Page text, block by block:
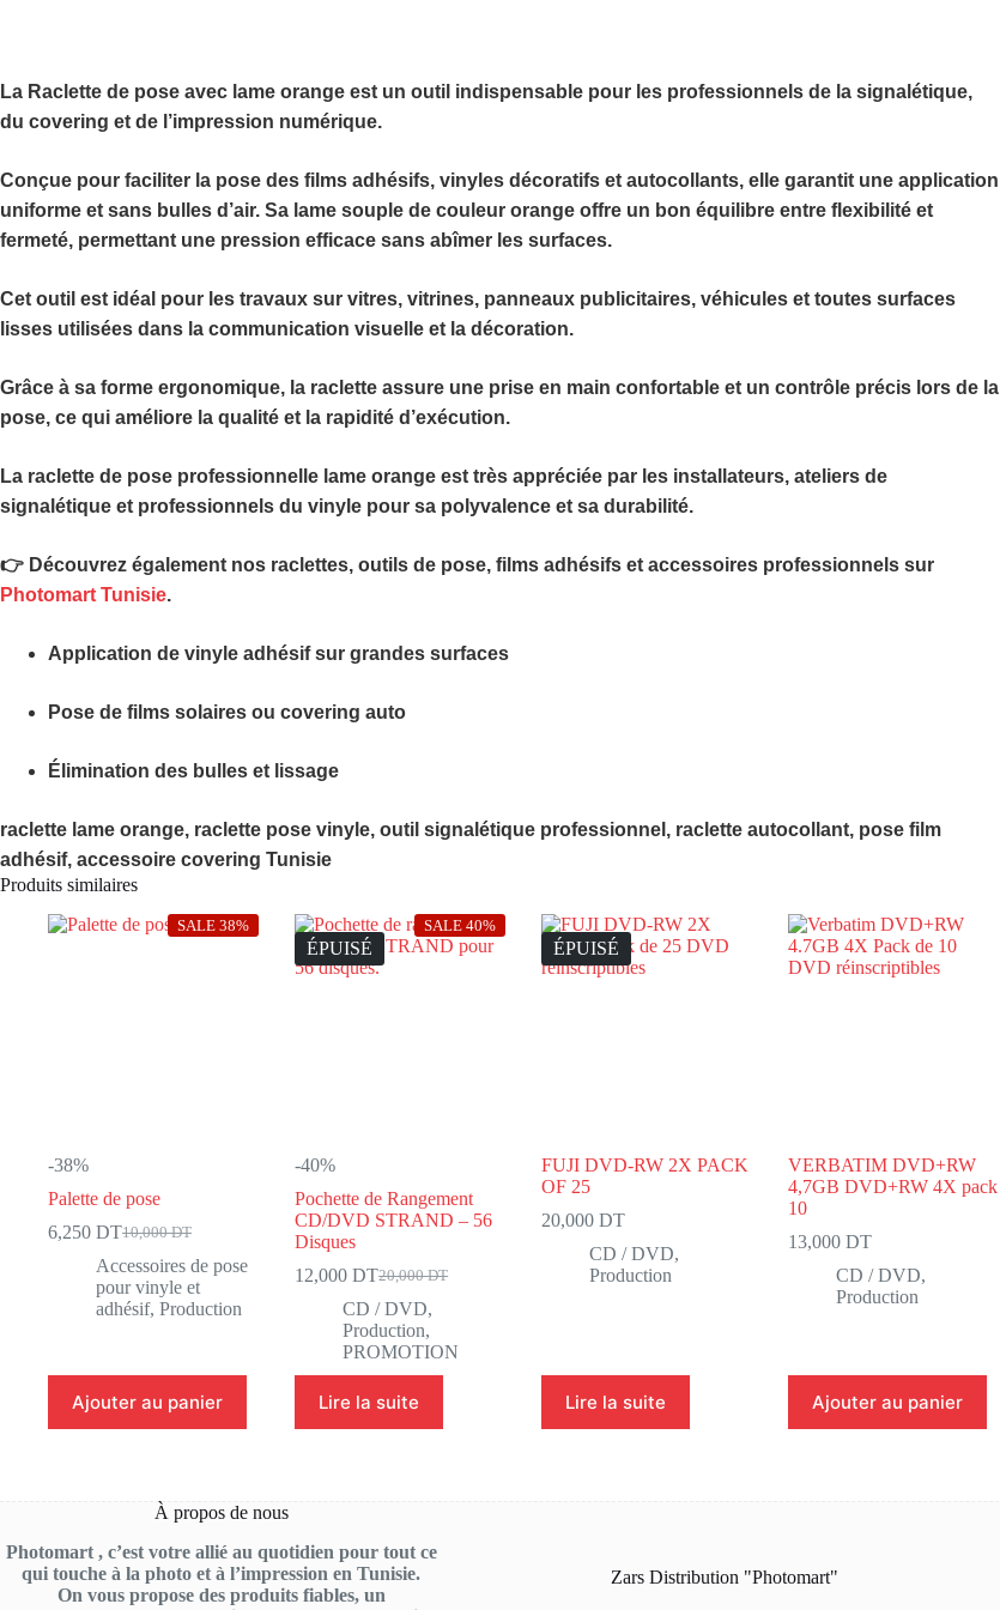
La Raclette de pose avec lame orange est un outil indispensable pour les professionnels de la signalétique,
du covering et de l’impression numérique.
Conçue pour faciliter la pose des films adhésifs, vinyles décoratifs et autocollants, elle garantit une application
uniforme et sans bulles d’air. Sa lame souple de couleur orange offre un bon équilibre entre flexibilité et
fermeté, permettant une pression efficace sans abîmer les surfaces.
Cet outil est idéal pour les travaux sur vitres, vitrines, panneaux publicitaires, véhicules et toutes surfaces
lisses utilisées dans la communication visuelle et la décoration.
Grâce à sa forme ergonomique, la raclette assure une prise en main confortable et un contrôle précis lors de la
pose, ce qui améliore la qualité et la rapidité d’exécution.
La raclette de pose professionnelle lame orange est très appréciée par les installateurs, ateliers de
signalétique et professionnels du vinyle pour sa polyvalence et sa durabilité.
👉 Découvrez également nos raclettes, outils de pose, films adhésifs et accessoires professionnels sur
Photomart Tunisie.
Application de vinyle adhésif sur grandes surfaces
Pose de films solaires ou covering auto
Élimination des bulles et lissage
raclette lame orange, raclette pose vinyle, outil signalétique professionnel, raclette autocollant, pose film
adhésif, accessoire covering Tunisie
Produits similaires
-38%
Palette de pose
SALE 38%
10,000DT
Le
prix
initial
était :
6,250 DTLe
prix
actuel
est :
Accessoires de pose
pour vinyle et
adhésif, Production
Ajouter au panier
ÉPUISÉ
-40%
Pochette de Rangement
CD/DVD STRAND – 56
Disques
SALE 40%
20,000DT
Le
prix
initial
était :
20,000 DT.
12,000DTLe
prix
actuel
est :
12,000 DT.
CD / DVD,
Production,
PROMOTION
Lire la suite
ÉPUISÉ
FUJI DVD-RW 2X PACK
OF 25
20,000DT
CD / DVD,
Production
Lire la suite
VERBATIM DVD+RW
4,7GB DVD+RW 4X pack
10
13,000DT
CD / DVD,
Production
Ajouter au panier
À propos de nous
Photomart , c’est votre allié au quotidien pour tout ce
qui touche à la photo et à l’impression en Tunisie.
On vous propose des produits fiables, un
Zars Distribution "Photomart"